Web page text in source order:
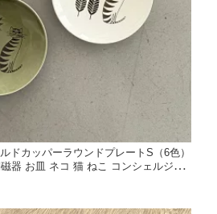
ドカッパーラウンドプレートS（6色）
器 お皿 ネコ 猫 ねこ コンシェルジュ
ショップ ギフト